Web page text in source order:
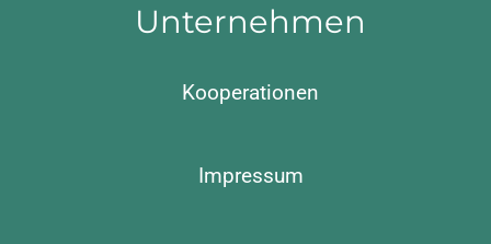
Unternehmen
Kooperationen
Impressum